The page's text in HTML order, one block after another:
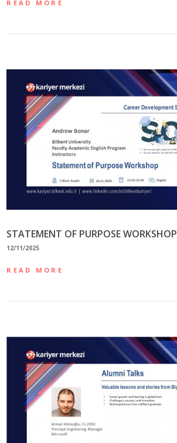
READ MORE
STATEMENT OF PURPOSE WORKSHOP
12/11/2025
READ MORE